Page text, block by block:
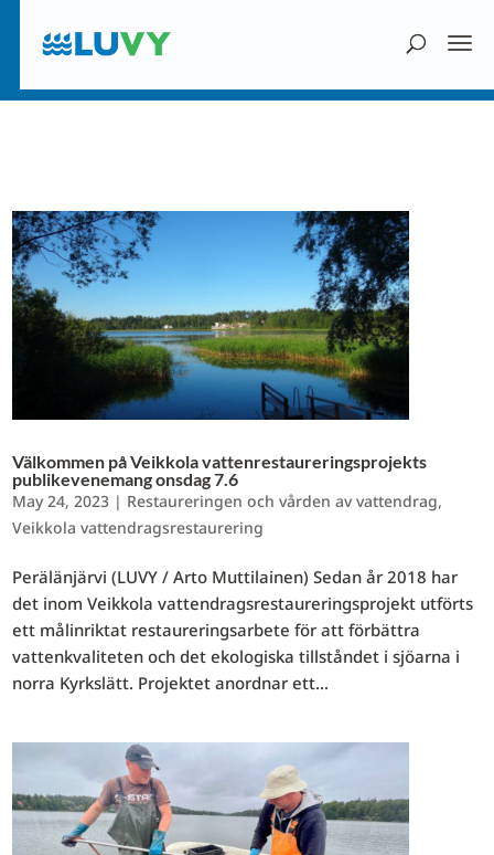
Välkommen på Veikkola vattenrestaureringsprojekts
publikevenemang onsdag 7.6
May 24, 2023 | Restaureringen och vården av vattendrag,
Veikkola vattendragsrestaurering
Perälänjärvi (LUVY / Arto Muttilainen) Sedan år 2018 har
det inom Veikkola vattendragsrestaureringsprojekt utförts
ett målinriktat restaureringsarbete för att förbättra
vattenkvaliteten och det ekologiska tillståndet i sjöarna i
norra Kyrkslätt. Projektet anordnar ett...